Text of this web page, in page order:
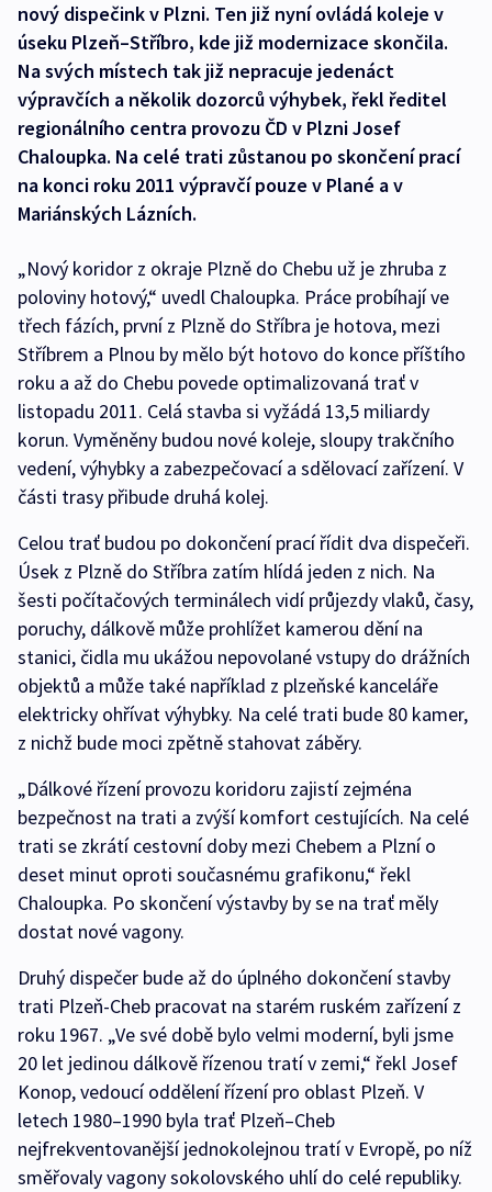
nový dispečink v Plzni. Ten již nyní ovládá koleje v
úseku Plzeň–Stříbro, kde již modernizace skončila.
Na svých místech tak již nepracuje jedenáct
výpravčích a několik dozorců výhybek, řekl ředitel
regionálního centra provozu ČD v Plzni Josef
Chaloupka. Na celé trati zůstanou po skončení prací
na konci roku 2011 výpravčí pouze v Plané a v
Mariánských Lázních.
„Nový koridor z okraje Plzně do Chebu už je zhruba z
poloviny hotový,“ uvedl Chaloupka. Práce probíhají ve
třech fázích, první z Plzně do Stříbra je hotova, mezi
Stříbrem a Plnou by mělo být hotovo do konce příštího
roku a až do Chebu povede optimalizovaná trať v
listopadu 2011. Celá stavba si vyžádá 13,5 miliardy
korun. Vyměněny budou nové koleje, sloupy trakčního
vedení, výhybky a zabezpečovací a sdělovací zařízení. V
části trasy přibude druhá kolej.
Celou trať budou po dokončení prací řídit dva dispečeři.
Úsek z Plzně do Stříbra zatím hlídá jeden z nich. Na
šesti počítačových terminálech vidí průjezdy vlaků, časy,
poruchy, dálkově může prohlížet kamerou dění na
stanici, čidla mu ukážou nepovolané vstupy do drážních
objektů a může také například z plzeňské kanceláře
elektricky ohřívat výhybky. Na celé trati bude 80 kamer,
z nichž bude moci zpětně stahovat záběry.
„Dálkové řízení provozu koridoru zajistí zejména
bezpečnost na trati a zvýší komfort cestujících. Na celé
trati se zkrátí cestovní doby mezi Chebem a Plzní o
deset minut oproti současnému grafikonu,“ řekl
Chaloupka. Po skončení výstavby by se na trať měly
dostat nové vagony.
Druhý dispečer bude až do úplného dokončení stavby
trati Plzeň-Cheb pracovat na starém ruském zařízení z
roku 1967. „Ve své době bylo velmi moderní, byli jsme
20 let jedinou dálkově řízenou tratí v zemi,“ řekl Josef
Konop, vedoucí oddělení řízení pro oblast Plzeň. V
letech 1980–1990 byla trať Plzeň–Cheb
nejfrekventovanější jednokolejnou tratí v Evropě, po níž
směřovaly vagony sokolovského uhlí do celé republiky.